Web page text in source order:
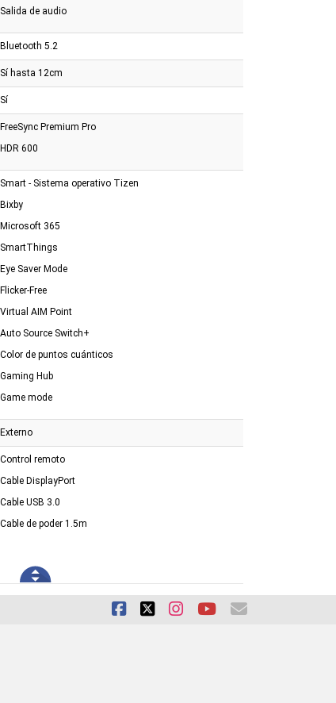
Salida de audio
Bluetooth 5.2
Sí hasta 12cm
Sí
FreeSync Premium Pro
HDR 600
Smart - Sistema operativo Tizen
Bixby
Microsoft 365
SmartThings
Eye Saver Mode
Flicker-Free
Virtual AIM Point
Auto Source Switch+
Color de puntos cuánticos
Gaming Hub
Game mode
Externo
Control remoto
Cable DisplayPort
Cable USB 3.0
Cable de poder 1.5m